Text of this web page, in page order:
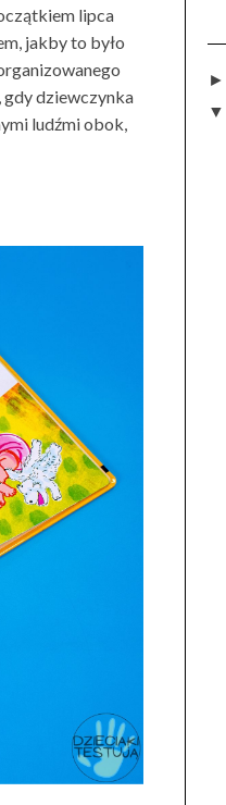
lipca
jakby to było
gdy dziewczynka
ludźmi obok,
►
▼